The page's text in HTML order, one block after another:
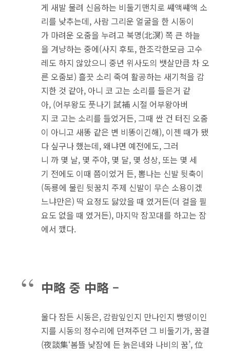
게 새발 물려 신음하는 비둘기맨치로 썌액썌액 소
리를 낮추는데, 사람 그리운 얼굴을 한 시동이
가 마려운 오줌을 누려고 북명(北溟) 쪽 큰 하늘
을 겨냥하는 중에(사지 후토, 한조각한모금 고수
레도 하지 않았으니 중년 위사도의 뱃살만큼 차 오
른 오줌보) 흘끗 소리 죽여 활공하는 새기척을 감
지한 것 같아, 아니 코 고는 소리를 들은거 같
아, (어부왕도 풋나기 試補 시절 어부왕아버
지 코 고는 소리를 들었거든, 그때 싼 건 터진 오줌
이 아니고 새똥 같은 변 비똥이긴해), 이젠 때가 됐
다 싶구나 했는데, 왜냐면 예전에도, 그러
니 까 몇 날, 몇 주야, 몇 달, 몇 성상, 또는 몇 세
기 전에도 이때 쯤이었거 든, 뽐나는 신발 뒷축이
(독룡에 물린 뒷꿈치 주제 신발이 무슨 소용이겠
느냐만은) 딱 요정도 닳았을 때 였거든(더 걸을 필
요도 없을 때 였거든), 마지막 잠꼬대를 하고는 잠
에서 깼다.
中略 중 中略 –
울다 잠든 시동은, 감람잎인지 만나인지 빵떵이인
지를 시동의 정수리에 던져주던 그 비둘기가, 꿈결
(夜談集‘봄뜰 낮잠에 든 늙은네와 나비의 꿈’, 位